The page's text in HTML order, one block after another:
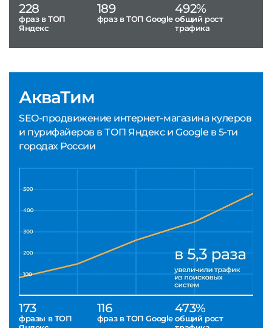
АкваТим
SEO-продвижение интернет-магазина кулеров
и пурифайеров в ТОП Яндекс и Google в 5-ти
городах России
173
фразы в ТОП
116
фраз в ТОП Google
473%
общий рост
228
фраз в ТОП
Яндекс
189
фраз в ТОП Google
492%
общий рост
трафика